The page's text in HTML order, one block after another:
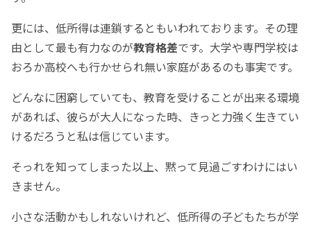
更には、低所得は連鎖するともいわれております。その理
由として最も有力なのが教育格差です。大学や専門学校は
おろか高校へも行かせられ無い家庭があるのも事実です。
どんなに困窮していても、教育を受けることが出来る環境
があれば、彼らが大人になった時、きっと力強く生きてい
けるだろうと私は信じています。
そっれを知ってしまった以上、黙って見過ごすわけにはい
きません。
小さな活動かもしれないけれど、低所得の子どもたちが学